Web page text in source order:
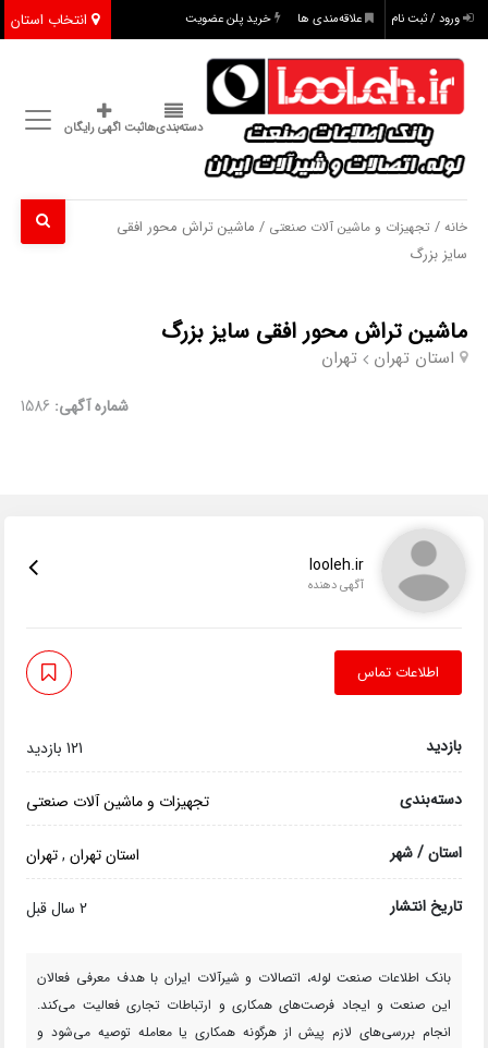
انتخاب استان ورود / ثبت نام علاقه‌مندی ها خرید پلن عضویت
دسته‌بندی‌هاثبت اگهی رایگان
خانه / تجهیزات و ماشین آلات صنعتی / ماشین تراش محور افقی
سایز بزرگ
ماشین تراش محور افقی سایز بزرگ
استان تهران تهران
شماره آگهی: 1586
looleh.ir
آگهی دهنده
اطلاعات تماس
بازدید 121 بازدید
دسته‌بندی تجهیزات و ماشین آلات صنعتی
استان / شهر استان تهران,تهران
تاریخ انتشار 2 سال قبل
بانک اطلاعات صنعت لوله، اتصالات و شیرآلات ایران با هدف معرفی فعالان
این صنعت و ایجاد فرصت‌های همکاری و ارتباطات تجاری فعالیت می‌کند.
انجام بررسی‌های لازم پیش از هرگونه همکاری یا معامله توصیه می‌شود و